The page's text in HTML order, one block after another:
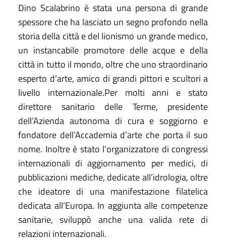
Dino Scalabrino è stata una persona di grande
spessore che ha lasciato un segno profondo nella
storia della città e del lionismo un grande medico,
un instancabile promotore delle acque e della
città in tutto il mondo, oltre che uno straordinario
esperto d’arte, amico di grandi pittori e scultori a
livello internazionale.Per molti anni e stato
direttore sanitario delle Terme, presidente
dell’Azienda autonoma di cura e soggiorno e
fondatore dell’Accademia d’arte che porta il suo
nome. Inoltre è stato l’organizzatore di congressi
internazionali di aggiornamento per medici, di
pubblicazioni mediche, dedicate all’idrologia, oltre
che ideatore di una manifestazione filatelica
dedicata all’Europa. In aggiunta alle competenze
sanitarie, sviluppò anche una valida rete di
relazioni internazionali.